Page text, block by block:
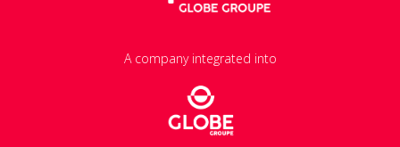
A company integrated into